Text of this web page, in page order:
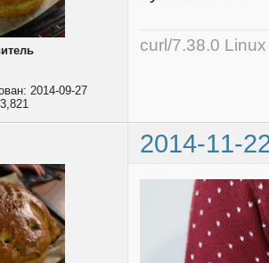
2014-09-27
3,821
curl/7.38.0
2014-11-